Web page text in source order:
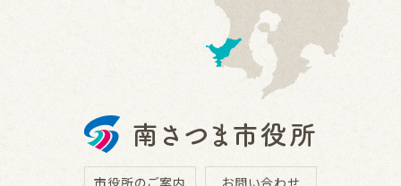
市役所のご案内 お問い合わせ